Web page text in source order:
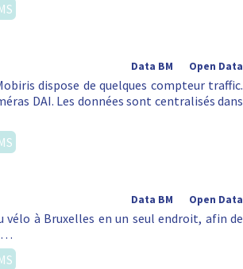
Open Data
Data BM
dispose de quelques compteur traffic.
DAI. Les données sont centralisés dans
Open Data
Data BM
vélo à Bruxelles en un seul endroit, afin de
…